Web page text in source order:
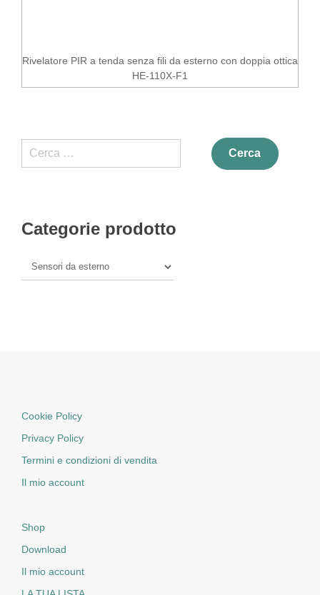
Rivelatore PIR a tenda senza fili da esterno con doppia ottica
HE-110X-F1
Ricerca
per:
Categorie prodotto
Cookie Policy
Privacy Policy
Termini e condizioni di vendita
Il mio account
Shop
Download
Il mio account